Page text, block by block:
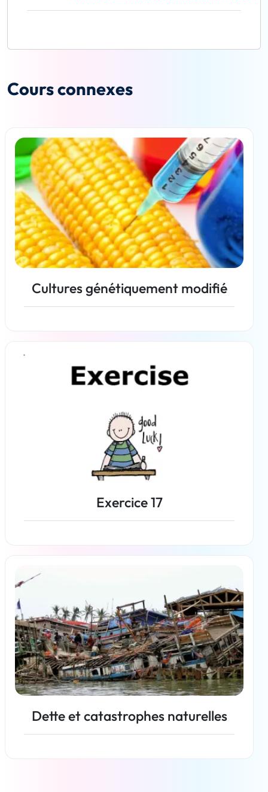
Cours connexes
Cultures génétiquement modifié
Exercice 17
Dette et catastrophes naturelles